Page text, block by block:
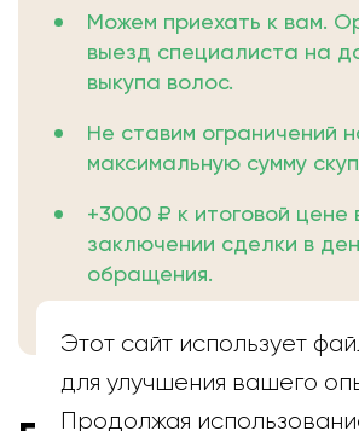
Можем приехать к вам.
выезд специалиста на
выкупа волос.
Не ставим ограничений
максимальную сумму
+3000 ₽ к итоговой цене
заключении сделки в
обращения.
Этот сайт использует
для улучшения вашего
Продолжая